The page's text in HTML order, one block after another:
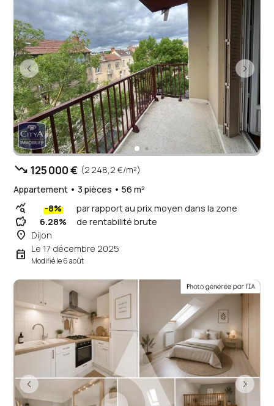
trending_down 125 000 € (2 248,2 €/m²)
Appartement • 3 pièces • 56 m²
query_stats -8% par rapport au prix moyen dans la zone
savings 6.28% de rentabilité brute
place Dijon
event Le 17 décembre 2025
Modifié le 6 août